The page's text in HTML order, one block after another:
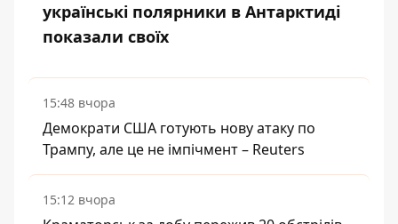
українські полярники в Антарктиді
показали своїх
15:48 вчора
Демократи США готують нову атаку по
Трампу, але це не імпічмент – Reuters
15:12 вчора